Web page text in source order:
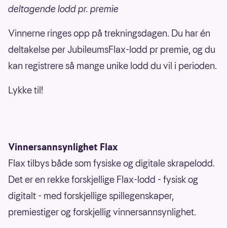
deltagende lodd pr. premie
Vinnerne ringes opp på trekningsdagen. Du har én
deltakelse per JubileumsFlax-lodd pr premie, og du
kan registrere så mange unike lodd du vil i perioden.
Lykke til!
Vinnersannsynlighet Flax
Flax tilbys både som fysiske og digitale skrapelodd.
Det er en rekke forskjellige Flax-lodd - fysisk og
digitalt - med forskjellige spillegenskaper,
premiestiger og forskjellig vinnersannsynlighet.